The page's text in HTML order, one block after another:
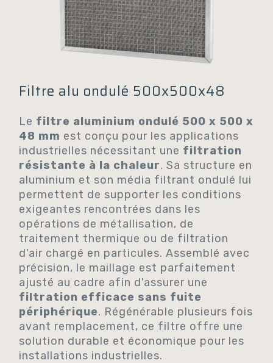
Filtre alu ondulé 500x500x48
Le filtre aluminium ondulé 500 x 500 x
48 mm est conçu pour les applications
industrielles nécessitant une filtration
résistante à la chaleur. Sa structure en
aluminium et son média filtrant ondulé lui
permettent de supporter les conditions
exigeantes rencontrées dans les
opérations de métallisation, de
traitement thermique ou de filtration
d'air chargé en particules. Assemblé avec
précision, le maillage est parfaitement
ajusté au cadre afin d'assurer une
filtration efficace sans fuite
périphérique. Régénérable plusieurs fois
avant remplacement, ce filtre offre une
solution durable et économique pour les
installations industrielles.